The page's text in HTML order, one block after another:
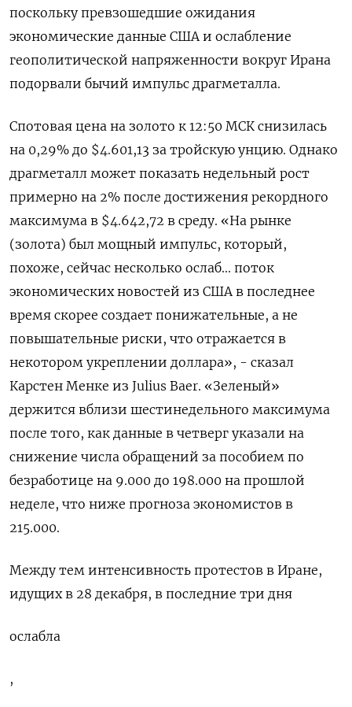
поскольку превзошедшие ожидания
экономические данные США и ослабление
геополитической напряженности вокруг Ирана
подорвали бычий ⁠импульс драгметалла.
Спотовая цена на золото к 12:50 МСК снизилась
на 0,29% до $4.601,13​ за тройскую унцию. Однако
драгметалл может показать ⁠недельный рост
примерно ​на 2% после достижения рекордного
максимума ⁠в $4.642,72 в среду. «На рынке
(золота) был мощный импульс, который,
⁠похоже, сейчас несколько ослаб... поток
экономических новостей из США в последнее
время скорее ‌создает понижательные, а не
повышательные риски, что отражается в
‍некотором укреплении доллара», - сказал
Карстен Менке из Julius Baer. «Зеленый»
‌держится вблизи шестинедельного максимума
после того, как данные в четверг ​указали на
снижение числа обращений за пособием по
безработице на 9.000 до 198.000 на прошлой
неделе, что ⁠ниже прогноза экономистов в
215.‍000.
Между тем интенсивность протестов в Иране,
идущих в 28 декабря, в ‌последние три дня
ослабла
,